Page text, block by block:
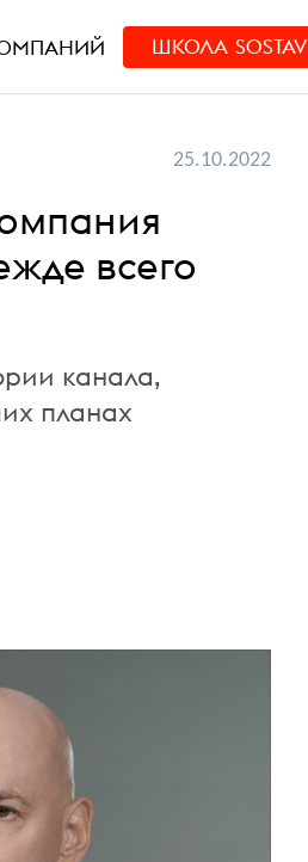
ШКОЛА SOSTAV
25.10.2022
всего
канала,
планах